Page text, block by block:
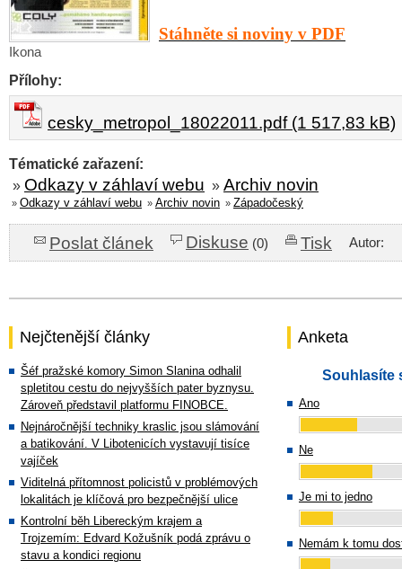
Ikona
Stáhněte si noviny v PDF
Přílohy:
cesky_metropol_18022011.pdf (1 517,83 kB)
Tématické zařazení:
» Odkazy v záhlaví webu » Archiv novin
» Odkazy v záhlaví webu » Archiv novin » Západočeský
Poslat článek Diskuse (0) Tisk Autor:
Nejčtenější články
Šéf pražské komory Simon Slanina odhalil
spletitou cestu do nejvyšších pater byznysu.
Zároveň představil platformu FINOBCE.
Nejnáročnější techniky kraslic jsou slámování
a batikování. V Libotenicích vystavují tisíce
vajíček
Viditelná přítomnost policistů v problémových
lokalitách je klíčová pro bezpečnější ulice
Kontrolní běh Libereckým krajem a
Trojzemím: Edvard Kožušník podá zprávu o
stavu a kondici regionu
Anketa
Souhlasíte
Ano
Ne
Je mi to jedno
Nemám k tomu